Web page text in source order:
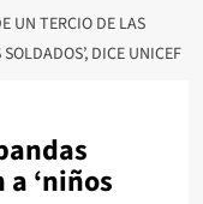
UN TERCIO DE LAS
DICE UNICEF
‘niños